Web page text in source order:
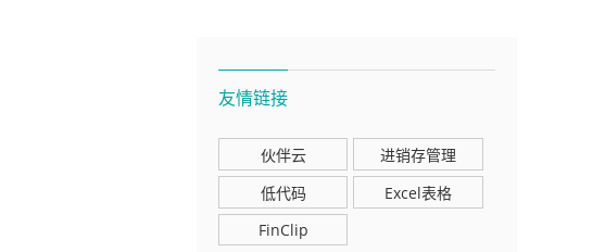
友情链接
伙伴云
进销存管理
低代码
Excel表格
FinClip